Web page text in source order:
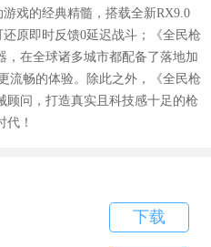
游戏的经典精髓，搭载全新RX9.0
原即时反馈0延迟战斗；《全民枪
，在全球诸多城市都配备了落地加
流畅的体验。除此之外，《全民枪
顾问，打造真实且科技感十足的枪
代！
下载